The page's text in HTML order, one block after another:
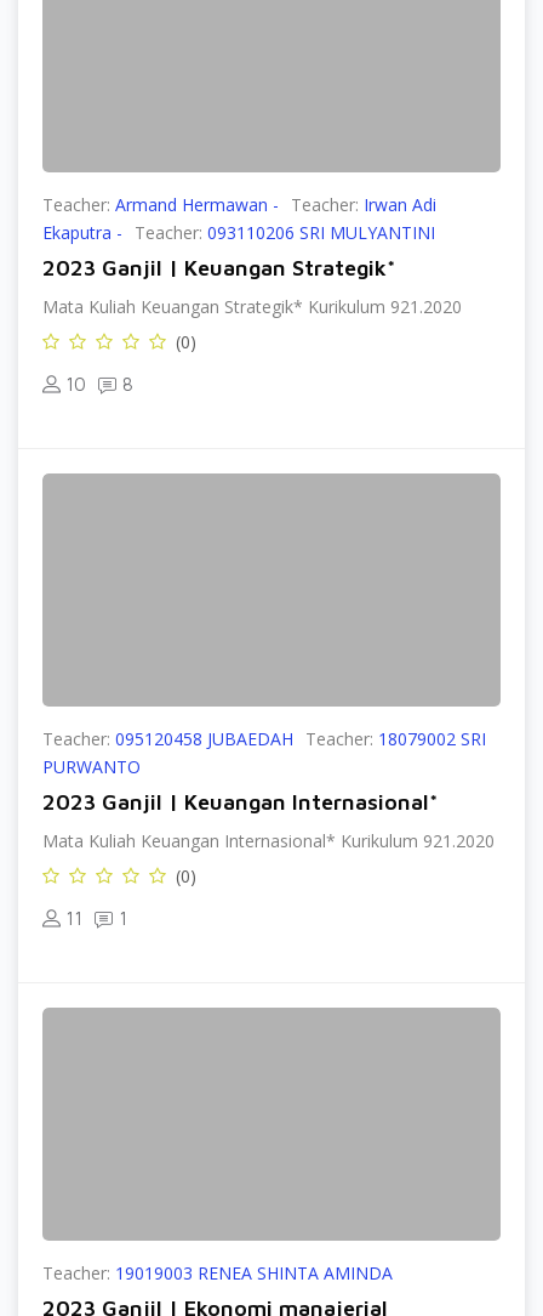
Teacher: Armand Hermawan - Teacher: Irwan Adi
Ekaputra -
Teacher: 093110206 SRI MULYANTINI
2023 Ganjil | Keuangan Strategik*
Mata Kuliah Keuangan Strategik* Kurikulum 921.2020
(0)
10 8
Teacher: 095120458 JUBAEDAH Teacher: 18079002 SRI
PURWANTO
2023 Ganjil | Keuangan Internasional*
Mata Kuliah Keuangan Internasional* Kurikulum 921.2020
(0)
11 1
Teacher: 19019003 RENEA SHINTA AMINDA
2023 Ganjil | Ekonomi manajerial